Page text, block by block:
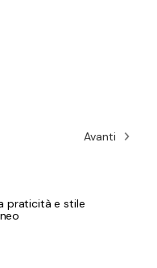
Avanti
praticità e stile